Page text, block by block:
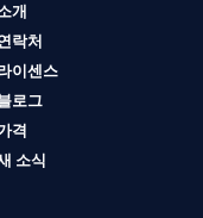
개
락처
이센스
로그
격
소식